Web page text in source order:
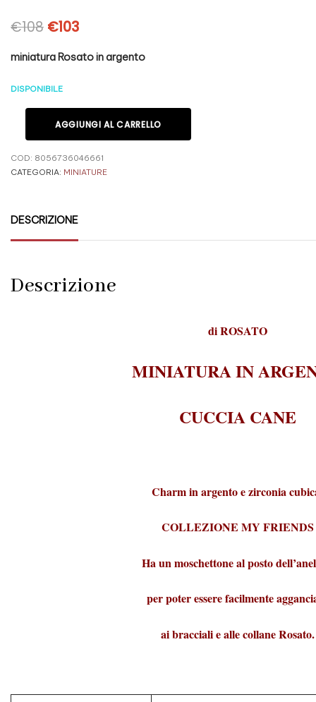
€108 €103
miniatura Rosato in argento
DISPONIBILE
AGGIUNGI AL CARRELLO
COD: 8056736046661
CATEGORIA: MINIATURE
DESCRIZIONE
Descrizione
diROSATO
MINIATURA IN
CUCCIA CANE
Charm in argento e zirconia
COLLEZIONE MY FRIENDS
Ha un moschettone al posto
per poter essere facilmente
ai bracciali e alle collane Rosato.